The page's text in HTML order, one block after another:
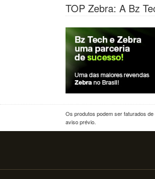
TOP Zebra: A Bz
Os produtos podem ser faturados
aviso prévio.